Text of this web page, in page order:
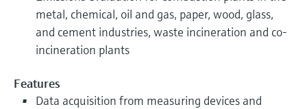
metal, chemical, oil and gas, paper, wood, glass,
and cement industries, waste incineration and co-
incineration plants
Features
Data acquisition from measuring devices and